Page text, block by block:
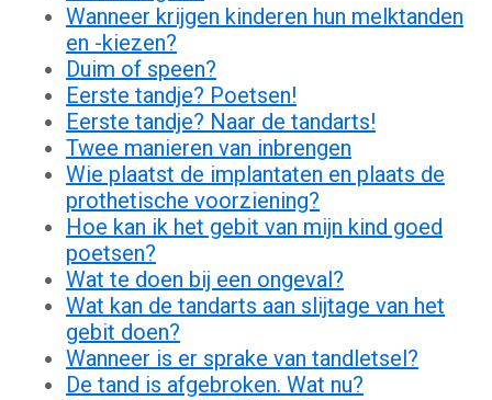
Wanneer krijgen kinderen hun melktanden
en -kiezen?
Duim of speen?
Eerste tandje? Poetsen!
Eerste tandje? Naar de tandarts!
Twee manieren van inbrengen
Wie plaatst de implantaten en plaats de
prothetische voorziening?
Hoe kan ik het gebit van mijn kind goed
poetsen?
Wat te doen bij een ongeval?
Wat kan de tandarts aan slijtage van het
gebit doen?
Wanneer is er sprake van tandletsel?
De tand is afgebroken. Wat nu?